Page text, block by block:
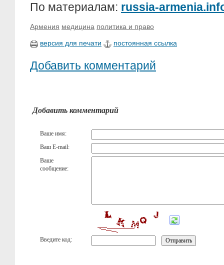
По материалам: russia-
Армения медицина политика и право
версия для печати постоянная ссылка
Добавить комментарий
Добавить комментарий
Ваше имя:
Ваш E-mail:
Ваше
сообщение:
Введите код: